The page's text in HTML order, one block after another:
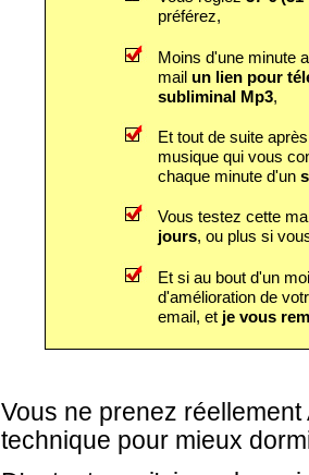
préférez,
Moins d'une minute
mail un lien pour
subliminal Mp3,
Et tout de suite
musique qui vous
chaque minute d'un
Vous testez cette
jours, ou plus si
Et si au bout d'un
d'amélioration de
email, et je vous
Vous ne prenez
technique pour mieux